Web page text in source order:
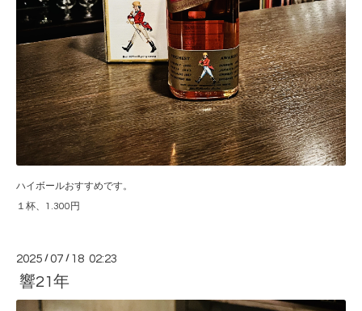
ハイボールおすすめです。
１杯、1.300円
2025 /07 / 18 02:23
響21年